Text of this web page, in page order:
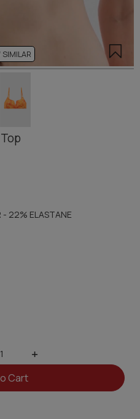
SIMILAR
- 22% ELASTANE
+
Cart